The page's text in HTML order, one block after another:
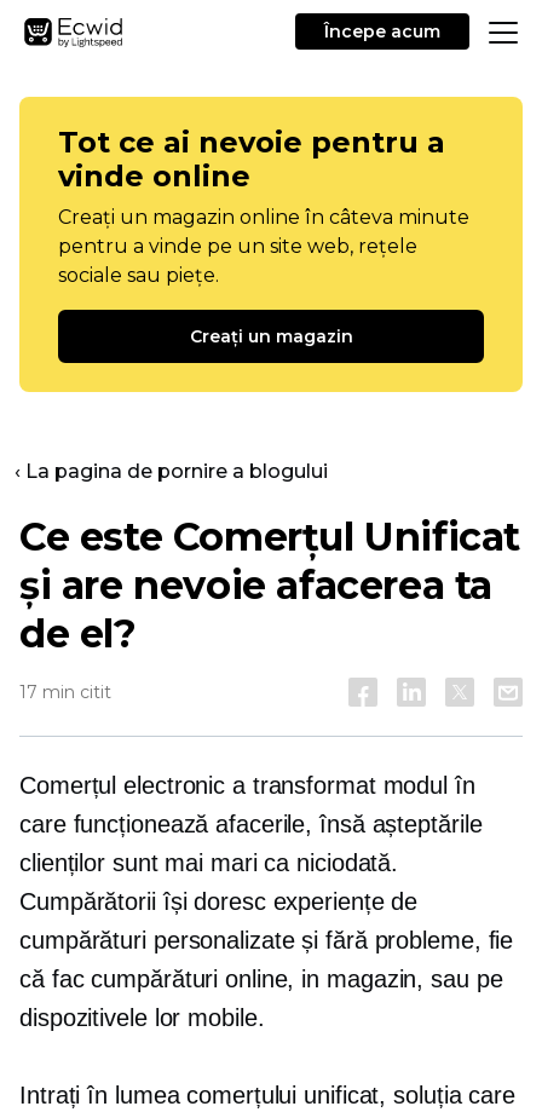
Începe acum
Tot ce ai nevoie pentru a
vinde online
Creați un magazin online în câteva minute
pentru a vinde pe un site web, rețele
sociale sau piețe.
Creați un magazin
‹ La pagina de pornire a blogului
Ce este Comerțul Unificat
și are nevoie afacerea ta
de el?
17 min citit
Comerțul electronic a transformat modul în
care funcționează afacerile, însă așteptările
clienților sunt mai mari ca niciodată.
Cumpărătorii își doresc experiențe de
cumpărături personalizate și fără probleme, fie
că fac cumpărături online, in magazin, sau pe
dispozitivele lor mobile.
Intrați în lumea comerțului unificat, soluția care